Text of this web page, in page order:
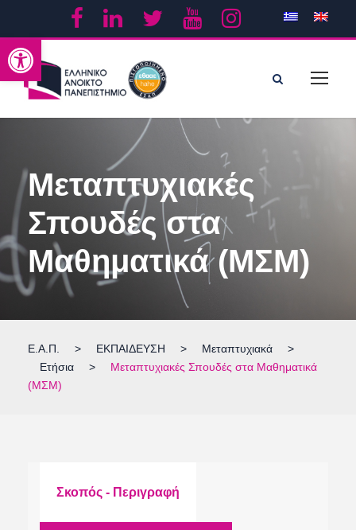
Ανοίξτε τη γραμμή εργαλείων
Μεταπτυχιακές
Σπουδές στα
Μαθηματικά (ΜΣΜ)
Ε.Α.Π. > ΕΚΠΑΙΔΕΥΣΗ > Μεταπτυχιακά
>
Ετήσια
>
Μεταπτυχιακές Σπουδές στα Μαθηματικά
(ΜΣΜ)
Σκοπός - Περιγραφή